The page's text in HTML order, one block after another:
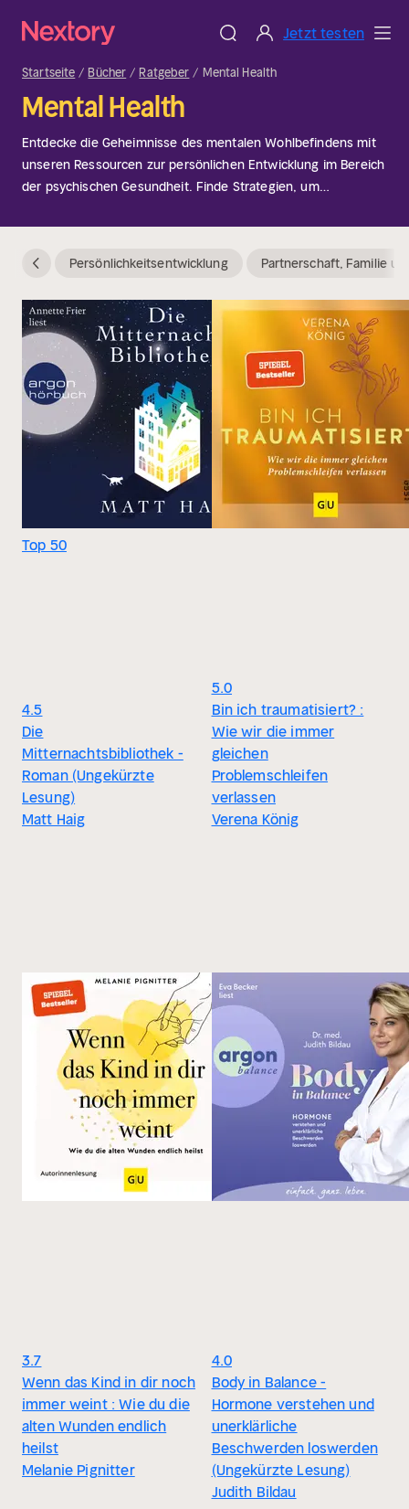
Jetzt testen
Startseite Bücher Ratgeber Mental Health
Mental Health
Entdecke die Geheimnisse des mentalen Wohlbefindens mit
unseren Ressourcen zur persönlichen Entwicklung im Bereich
der psychischen Gesundheit. Finde Strategien, um
Persönlichkeitsentwicklung Partnerschaft, Familie
Top 50
4.5
Die
Mitternachtsbibliothek -
Roman (Ungekürzte
Lesung)
Matt Haig
5.0
Bin ich traumatisiert? :
Wie wir die immer
gleichen
Problemschleifen
verlassen
Verena König
3.7
Wenn das Kind in dir noch
immer weint : Wie du die
alten Wunden endlich
heilst
Melanie Pignitter
4.0
Body in Balance -
Hormone verstehen und
unerklärliche
Beschwerden loswerden
(Ungekürzte Lesung)
Judith Bildau